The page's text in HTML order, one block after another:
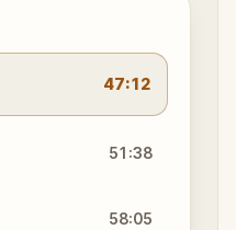
47:12
51:38
58:05